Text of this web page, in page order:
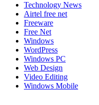
Technology News
Airtel free net
Freeware
Free Net
Windows
WordPress
Windows PC
Web Design
Video Editing
Windows Mobile